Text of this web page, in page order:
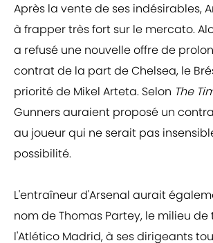
Après la vente de ses indésirables,
à frapper très fort sur le mercato.
a refusé une nouvelle offre de
contrat de la part de Chelsea, le
priorité de Mikel Arteta. Selon The
Gunners auraient proposé un
au joueur qui ne serait pas
possibilité.
L'entraîneur d'Arsenal aurait
nom de Thomas Partey, le milieu
l'Atlético Madrid, à ses dirigeants